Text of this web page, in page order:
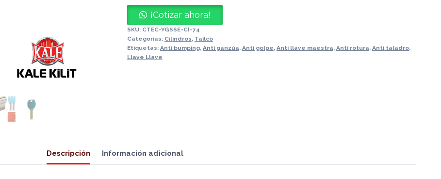
¡Cotizar ahora!
SKU: CTEC-YGSSE-CI-74
Categorías: Cilindros, Tailco
Etiquetas: Anti bumping, Anti ganzúa, Anti golpe, Anti llave maestra, Anti rotura, Anti taladro,
Llave Llave
Descripción Información adicional